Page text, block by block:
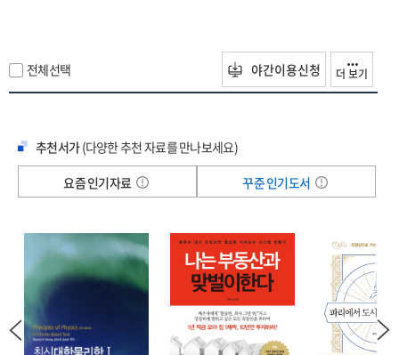
전체선택 야간이용신청 더 보기
추천서가(다양한 추천 자료를 만나보세요)
요즘 인기자료
꾸준 인기도서